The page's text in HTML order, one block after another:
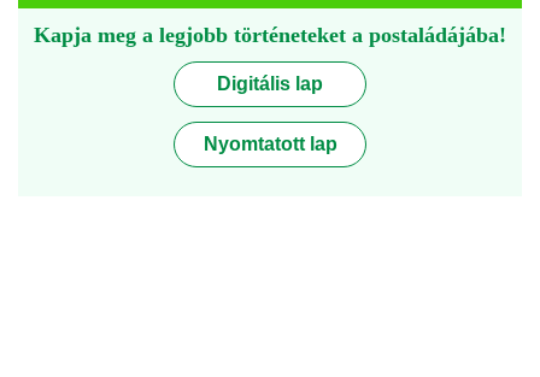
Kapja meg a legjobb történeteket a postaládájába!
Digitális lap
Nyomtatott lap